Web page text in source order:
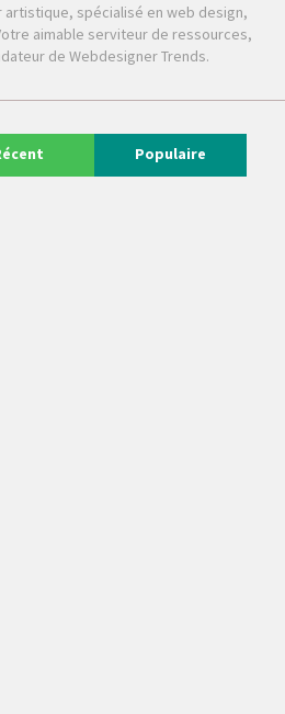
artistique, spécialisé en web design,
aimable serviteur de ressources,
de Webdesigner Trends.
Populaire